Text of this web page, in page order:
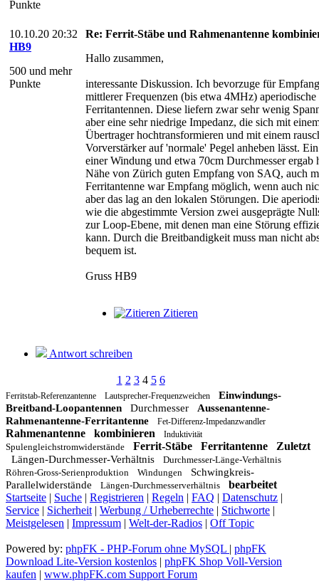
Punkte
10.10.20 20:32
HB9
500 und mehr
Punkte
Re: Ferrit-Stäbe und Rahmenantenne
Hallo zusammen,
interessante Diskussion. Ich bevorzuge für
mittlerer Frequenzen (bis etwa 4MHz) aperiodische
Ferritantennen. Diese liefern zwar sehr wenig
aber eine sehr niedrige Impedanz, die sich mit
Übertrager hochtransformieren und mit einem
Vorverstärker auf 'normale' Pegel anheben lässt.
einer Windung und etwa 70cm Durchmesser ergab
Nähe von Zürich guten Empfang von SAQ, auch
Ferritantenne war Empfang möglich, wenn auch
aber das lag an den lokalen Störungen. Die
wie die abgestimmte Version zwei ausgeprägte
zur Loop-Ebene, mit denen man eine Störung
kann. Durch die Breitbandigkeit muss man nicht
bequem ist.
Gruss HB9
Zitieren
Antwort schreiben
1 2 3 4 5 6
Ferritstab-Referenzantenne Lautsprecher-Frequenzweichen
Einwindungs-
Breitband-Loopantennen
Durchmesser
Aussenantenne-
Rahmenantenne-Ferritantenne
Fet-Differenz-Impedanzwandler
Rahmenantenne kombinieren Induktivität
Spulengleichstromwiderstände Ferrit-Stäbe Ferritantenne Zuletzt
Längen-Durchmesser-Verhältnis
Durchmesser-Länge-Verhältnis
Röhren-Gross-Serienproduktion
Windungen
Schwingkreis-
Parallelwiderstände
Längen-Durchmesserverhältnis
bearbeitet
Startseite | Suche | Registrieren | Regeln | FAQ | Datenschutz |
Service | Sicherheit | Werbung / Urheberrechte | Stichworte |
Meistgelesen | Impressum | Welt-der-Radios | Off Topic
Powered by: phpFK - PHP-Forum ohne MySQL | phpFK
Download Lite-Version kostenlos | phpFK Shop Voll-Version
kaufen | www.phpFK.com Support Forum